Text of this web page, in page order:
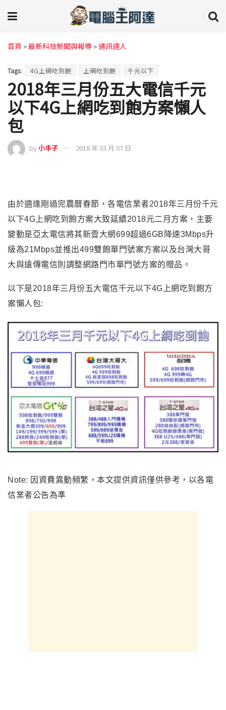
首頁 »最新科技新聞與報導 »通訊達人
Tags: 4G上網吃到飽 上網吃到飽 千元以下
2018年三月份五大電信千元
以下4G上網吃到飽方案懶人
包
by小丰子 2018 年 03 月 07 日
由於適逢剛過完農曆春節，各電信業者2018年三月份千元
以下4G上網吃到飽方案大致延續2018元二 月方案，主要
變動是亞太電信將其新壹大網699超過6GB降速3Mbps升
級為21Mbps並推出499雙飽單門號案方案以及台灣大哥
大與遠傳電信則調整網路門市單門號方案的贈品。
以下是2018年三月份五大電信千元以下4G上網吃到飽方
案懶人包:
Note: 因資費異動頻繁，本文提供資訊僅供參考，以各電
信業者公告為準